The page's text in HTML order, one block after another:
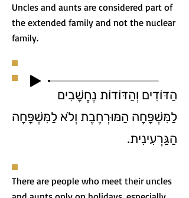
Uncles and aunts are considered part of
the extended family and not the nuclear
family.
הַדּוֹדִים וְהַדּוֹדוֹת נֶחֱשָׁבִים
לַמִּשְׁפָּחָה הַמּוּרְחֶבֶת וְלֹא לַמִּשְׁפָּחָה
הַגַּרְעִינִית.
There are people who meet their uncles